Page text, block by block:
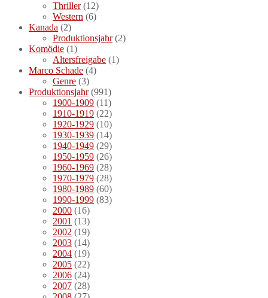
Thriller(12)
Western (6)
Kanada (2)
Produktionsjahr(2)
Komödie (1)
Altersfreigabe (1)
Marco Schade (4)
Genre (3)
Produktionsjahr(991)
1900-1909 (11)
1910-1919 (22)
1920-1929 (10)
1930-1939 (14)
1940-1949 (29)
1950-1959 (26)
1960-1969 (28)
1970-1979 (28)
1980-1989 (60)
1990-1999 (83)
2000 (16)
2001 (13)
2002 (19)
2003 (14)
2004 (19)
2005 (22)
2006 (24)
2007 (28)